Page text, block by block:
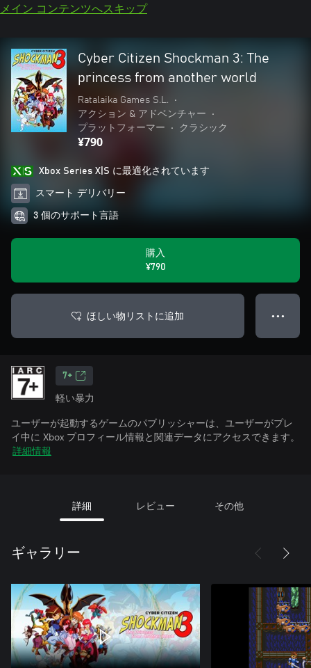
メイン コンテンツへスキップ
Cyber Citizen Shockman 3: The
princess from another world
Ratalaika Games S.L.
•
アクション & アドベンチャー
•
プラットフォーマー
• クラシック
¥790
Xbox Series X|S に最適化されています
スマート デリバリー
3 個のサポート言語
購入
¥790
ほしい物リストに追加 ● ● ●
7+
軽い暴力
ユーザーが起動するゲームのパブリッシャーは、ユーザーがプレ
イ中に Xbox プロフィール情報と関連データにアクセスできます。
詳細情報
詳細 レビュー その他
ギャラリー